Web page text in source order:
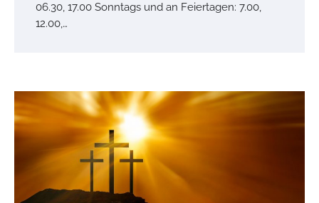
06.30, 17.00 Sonntags und an Feiertagen: 7.00,
12.00,…